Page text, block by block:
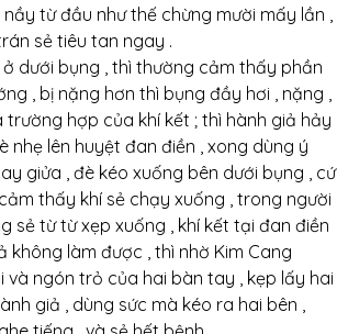
từ đầu như thế chừng mười mấy lần ,
sẻ tiêu tan ngay .
dưới bụng , thì thường cảm thấy phần
, bị nặng hơn thì bụng đầy hơi , nặng ,
hợp của khí kết ; thì hành giả hảy
lên huyệt đan điền , xong dùng ý
giửa , đè kéo xuống bên dưới bụng , cứ
thấy khí sẻ chạy xuống , trong người
sẻ từ từ xẹp xuống , khí kết tại đan điền
không làm được , thì nhờ Kim Cang
và ngón trỏ của hai bàn tay , kẹp lấy hai
giả , dùng sức mà kéo ra hai bên ,